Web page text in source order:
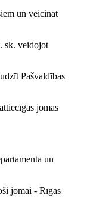
un veicināt
sk. veidojot
Pašvaldības
jomas
un
jomai - Rīgas